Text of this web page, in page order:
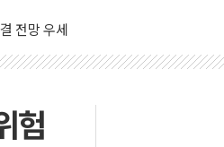
스라엘·이란 위협에 맞설 자체 억지
음 주"
상 '올스톱'… 美 해상봉쇄 영향
했나" 촉각
험